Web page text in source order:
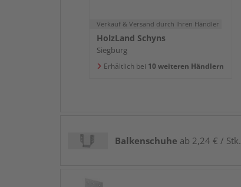
Verkauf & Versand durch Ihren Händler
HolzLand Schyns
Siegburg
Erhältlich bei 10 weiteren Händlern
Balkenschuhe ab 2,24 € / Stk.